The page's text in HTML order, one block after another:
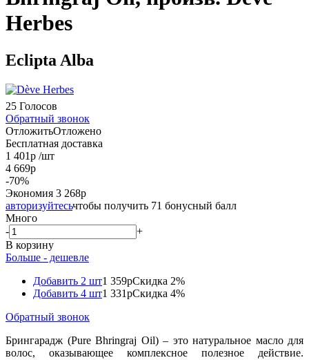
Herbes
Eclipta Alba
25 Голосов
Обратный звонок
ОтложитьОтложено
Бесплатная доставка
1 401р /шт
4 669р
-70%
Экономия 3 268р
авторизуйтесьчтобы получить 71 бонусный балл
Много
-
+
В корзину
Больше - дешевле
Добавить 2 шт1 359рСкидка 2%
Добавить 4 шт1 331рСкидка 4%
Обратный звонок
Брингарадж (Pure Bhringraj Oil) – это натуральное масло для
волос, оказывающее комплексное полезное действие.